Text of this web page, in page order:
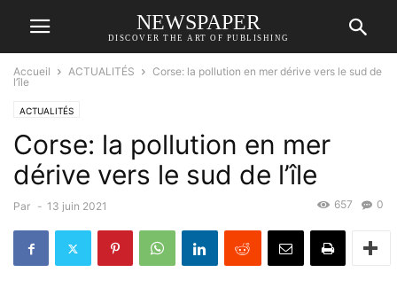
NEWSPAPER
DISCOVER THE ART OF PUBLISHING
Accueil ACTUALITÉS
Corse: la pollution en mer dérive vers le sud de
l’île
ACTUALITÉS
Corse: la pollution en mer
dérive vers le sud de l’île
Par - 13 juin 2021 0
657